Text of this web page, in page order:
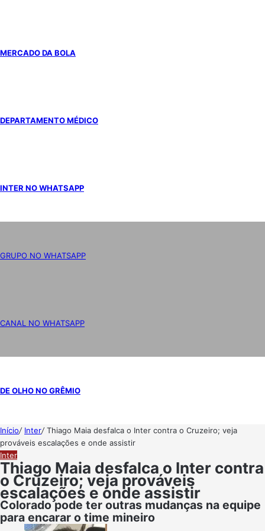
MERCADO DA BOLA
DEPARTAMENTO MÉDICO
INTER NO WHATSAPP
GRUPO NO WHATSAPP
CANAL NO WHATSAPP
DE OLHO NO GRÊMIO
Início/ Inter/Thiago Maia desfalca o Inter contra o Cruzeiro; veja
prováveis escalações e onde assistir
Inter
Thiago Maia desfalca o Inter contra
o Cruzeiro; veja prováveis
escalações e onde assistir
Colorado pode ter outras mudanças na equipe
para encarar o time mineiro